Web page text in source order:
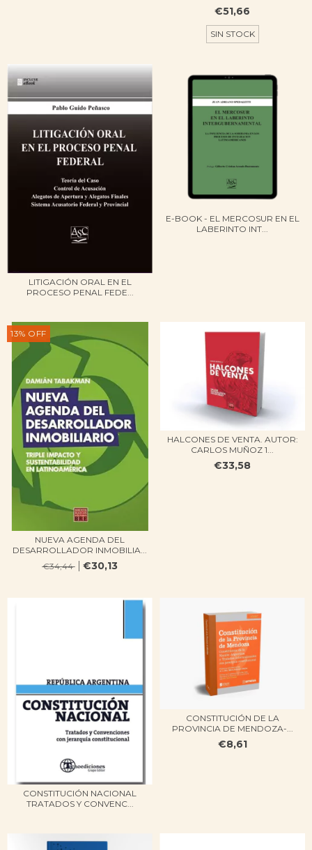
€51,66
SIN STOCK
LITIGACIÓN ORAL EN EL
PROCESO PENAL FEDE...
E-BOOK - EL MERCOSUR EN EL
LABERINTO INT...
13% OFF
NUEVA AGENDA DEL
DESARROLLADOR INMOBILIA...
€34,44
€30,13
HALCONES DE VENTA. AUTOR:
CARLOS MUÑOZ 1...
€33,58
CONSTITUCIÓN NACIONAL
TRATADOS Y CONVENC...
CONSTITUCIÓN DE LA
PROVINCIA DE MENDOZA-...
€8,61